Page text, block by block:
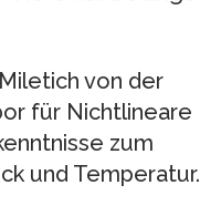
von der
für Nichtlineare
zum
und Temperatur.